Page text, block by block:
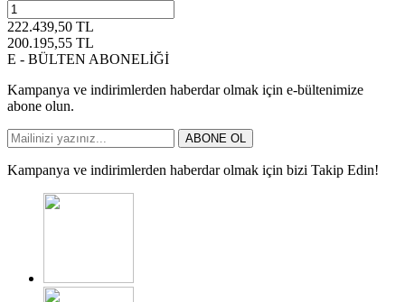
222.439,50 TL
200.195,55 TL
E - BÜLTEN ABONELİĞİ
Kampanya ve indirimlerden haberdar olmak için e-bültenimize
abone olun.
ABONE OL
Kampanya ve indirimlerden haberdar olmak için bizi Takip Edin!